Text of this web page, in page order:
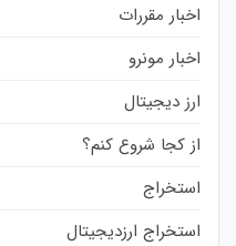
اخبار مقررات
اخبار مونرو
ارز دیجیتال
از کجا شروع کنم؟
استخراج
استخراج ارزدیجیتال